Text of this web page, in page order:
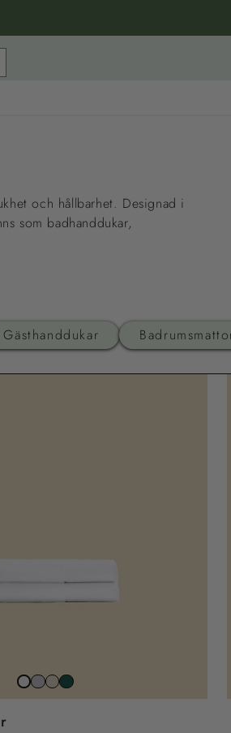
och hållbarhet. Designad i
som badhanddukar,
Gästhanddukar
Snow
White
Stone
Grey
Beach
Sand
Juniper